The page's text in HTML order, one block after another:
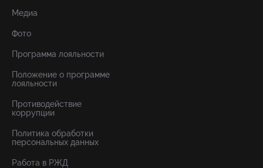
Медиа
Фото
Программа лояльности
Положение о программе
лояльности
Противодействие
коррупции
Политика обработки
персональных данных
Работа в РЖД